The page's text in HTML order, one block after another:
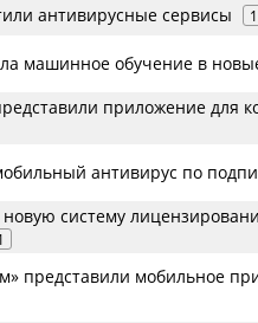
антивирусные сервисы 1
машинное обучение в
приложение для
антивирус по
новую систему
представили мобильное